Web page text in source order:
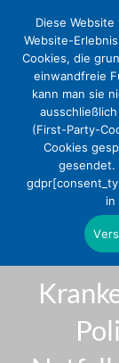
DEKV-
2024
Diese
Website-
Cookies, die
einwandfreie
kann man sie
(First-Party-
Cookies
gesendet.
in